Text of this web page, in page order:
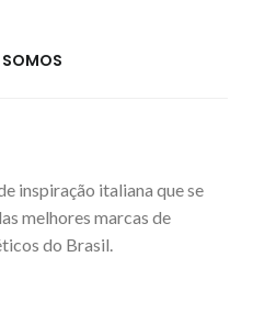
inspiração italiana que se
melhores marcas de
do Brasil.